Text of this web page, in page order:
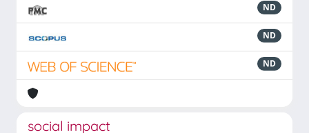
ND
ND
ND
social impact